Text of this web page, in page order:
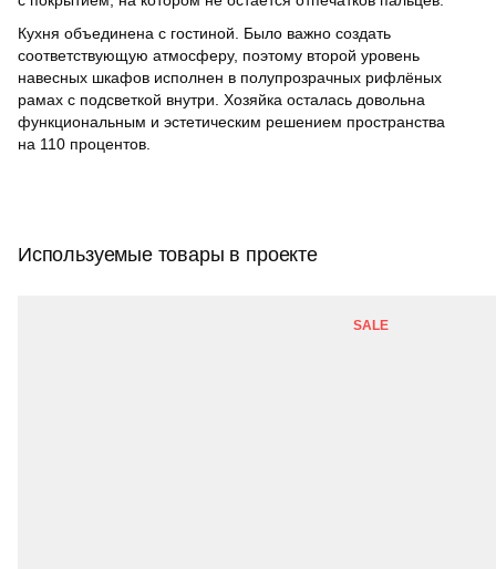
Кухня объединена с гостиной. Было важно создать
соответствующую атмосферу, поэтому второй уровень
навесных шкафов исполнен в полупрозрачных рифлёных
рамах с подсветкой внутри. Хозяйка осталась довольна
функциональным и эстетическим решением пространства
на 110 процентов.
Используемые товары в проекте
SALE